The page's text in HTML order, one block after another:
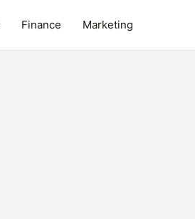
Finance Marketing